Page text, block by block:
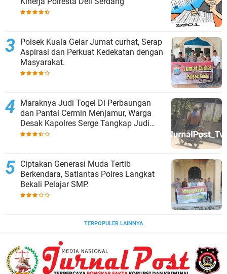
Polsek Kuala Gelar Jumat curhat, Serap
Aspirasi dan Perkuat Kedekatan dengan
Masyarakat.
Maraknya Judi Togel Di Perbaungan
dan Pantai Cermin Menjamur, Warga
Desak Kapolres Serge Tangkap Judi
Togel
Ciptakan Generasi Muda Tertib
Berkendara, Satlantas Polres Langkat
Bekali Pelajar SMP.
TERPOPULER LAINNYA